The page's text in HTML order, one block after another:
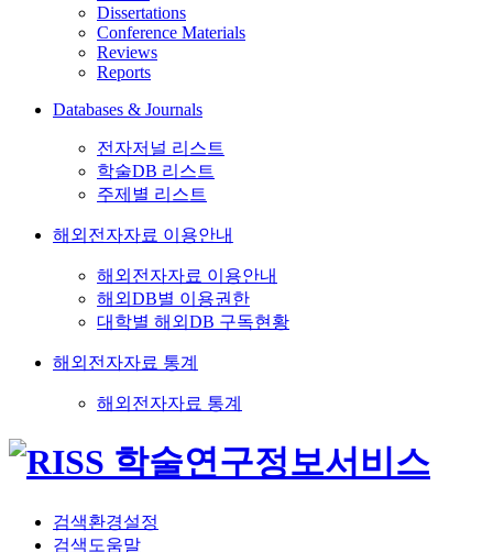
Dissertations
Conference Materials
Reviews
Reports
Databases & Journals
전자저널 리스트
학술DB 리스트
주제별 리스트
해외전자자료 이용안내
해외전자자료 이용안내
해외DB별 이용권한
대학별 해외DB 구독현황
해외전자자료 통계
해외전자자료 통계
검색환경설정
검색도움말